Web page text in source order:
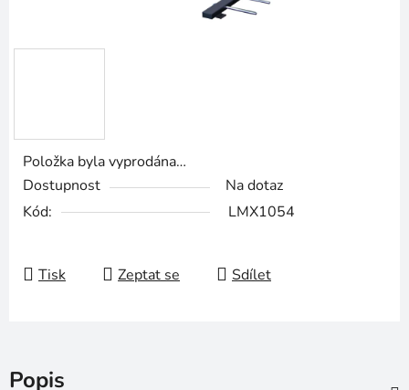
Položka byla vyprodána…
Dostupnost
Na dotaz
Kód:
LMX1054
Tisk Zeptat se Sdílet
Popis